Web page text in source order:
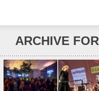
ARCHIVE FOR